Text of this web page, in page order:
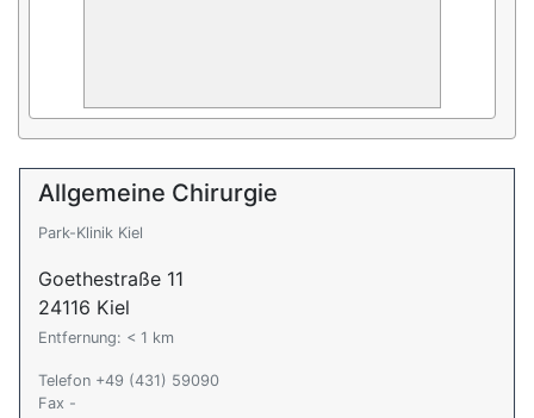
Allgemeine Chirurgie
Park-Klinik Kiel
Goethestraße 11
24116 Kiel
Entfernung: < 1 km
Telefon +49 (431) 59090
Fax -